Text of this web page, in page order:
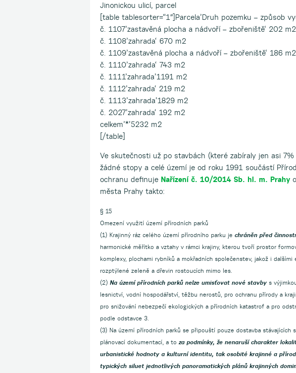
Jinonickou ulicí, parcel
[table tablesorter=“1″]Parcela’Druh pozemku – způsob
č. 1107’zastavěná plocha a nádvoří – zbořeniště‘ 202 m2
č. 1108’zahrada‘ 670 m2
č. 1109’zastavěná plocha a nádvoří – zbořeniště‘ 186 m2
č. 1110’zahrada‘ 743 m2
č. 1111’zahrada’1191 m2
č. 1112’zahrada‘ 219 m2
č. 1113’zahrada’1829 m2
č. 2027’zahrada‘ 192 m2
celkem’*’5232 m2
[/table]
Ve skutečnosti už po stavbách (které zabíraly jen asi
žádné stopy a celé území je od roku 1991 součástí
ochranu definuje Nařízení č. 10/2014 Sb. hl. m. Prahy
města Prahy takto:
§ 15
Omezení využití území přírodních parků
(1) Krajinný ráz celého území přírodního parku je chráněn před
harmonické měřítko a vztahy v rámci krajiny, kterou tvoří prostor
komplexy, plochami rybníků a mokřadních společenstev, jakož i
rozptýlené zeleně a dřevin rostoucích mimo les.
(2) Na území přírodních parků nelze umisťovat nové stavby s
lesnictví, vodní hospodářství, těžbu nerostů, pro ochranu přírody a
pro snižování nebezpečí ekologických a přírodních katastrof a pro
podle odstavce 3.
(3) Na území přírodních parků se připouští pouze dostavba
plánovací dokumentací, a to za podmínky, že nenaruší charakter
urbanistické hodnoty a kulturní identitu, tak osobité krajinné a
typických siluet jednotlivých panoramatických plánů krajinných